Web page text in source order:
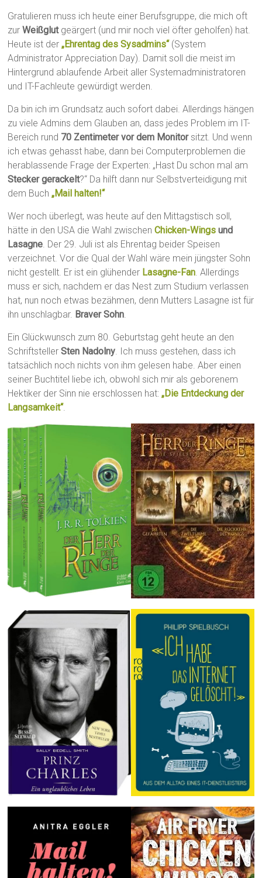
Gratulieren muss ich heute einer Berufsgruppe, die mich oft
zurWeißglutgeärgert (und mir noch viel öfter geholfen) hat.
Heute ist der„Ehrentag des Sysadmins“(System
Administrator Appreciation Day). Damit soll die meist im
Hintergrund ablaufende Arbeit aller Systemadministratoren
und IT-Fachleute gewürdigt werden.
Da bin ich im Grundsatz auch sofort dabei. Allerdings hängen
zu viele Admins dem Glauben an, dass jedes Problem im IT-
Bereich rund 70 Zentimeter vor dem Monitorsitzt. Und wenn
ich etwas gehasst habe, dann bei Computerproblemen die
herablassende Frage der Experten: „Hast Du schon mal am
Stecker gerackelt?“ Da hilft dann nur Selbstverteidigung mit
dem Buch„Mail halten!“
Wer noch überlegt, was heute auf den Mittagstisch soll,
hätte in den USA die Wahl zwischenChicken-Wings und
Lasagne . Der 29. Juli ist als Ehrentag beider Speisen
verzeichnet. Vor die Qual der Wahl wäre mein jüngster Sohn
nicht gestellt. Er ist ein glühender Lasagne-Fan . Allerdings
muss er sich, nachdem er das Nest zum Studium verlassen
hat, nun noch etwas bezähmen, denn Mutters Lasagne ist für
ihn unschlagbar. Braver Sohn
Ein Glückwunsch zum 80. Geburtstag geht heute an den
SchriftstellerSten Nadolny . Ich muss gestehen, dass ich
tatsächlich noch nichts von ihm gelesen habe. Aber einen
seiner Buchtitel liebe ich, obwohl sich mir als geborenem
Hektiker der Sinn nie erschlossen hat:„Die Entdeckung der
Langsamkeit“.